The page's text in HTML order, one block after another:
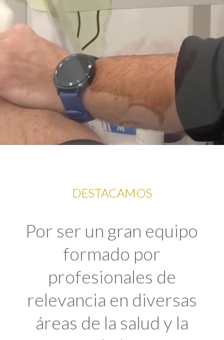
DESTACAMOS
Por ser un gran equipo
formado por
profesionales de
relevancia en diversas
áreas de la salud y la